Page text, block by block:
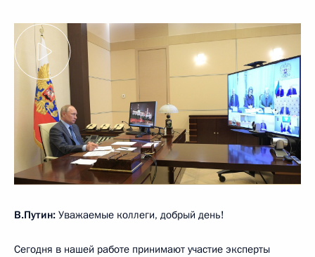
В.Путин: Уважаемые коллеги, добрый день!
Сегодня в нашей работе принимают участие эксперты